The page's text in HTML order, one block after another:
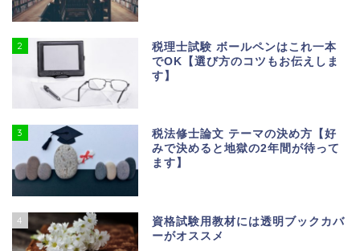
2
税理士試験 ボールペンはこれ一本
でOK【選び方のコツもお伝えしま
す】
3
税法修士論文 テーマの決め方【好
みで決めると地獄の2年間が待って
ます】
4
資格試験用教材には透明ブックカバ
ーがオススメ